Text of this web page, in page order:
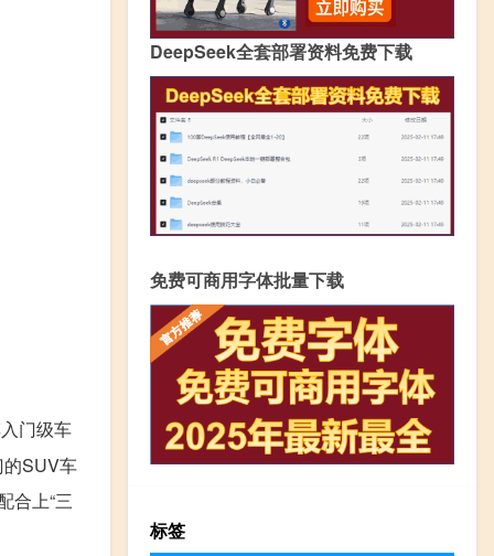
门级车
SUV车
合上“三
DeepSeek全套部署资料免费下载
免费可商用字体批量下载
标签